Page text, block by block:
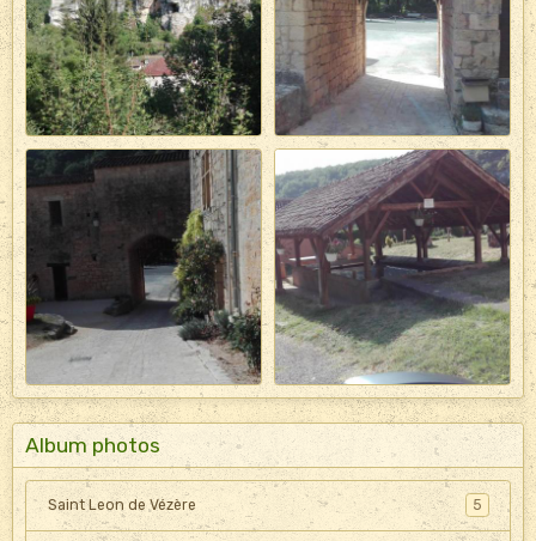
Album photos
Saint Leon de Vézère 5